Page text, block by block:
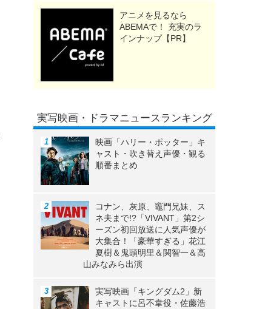
アニメを見るなら
ABEMAで！ 充実のラ
インナップ【PR】
実写映画・ドラマニュースランキング
映画「ハリー・ポッター」キ
ャスト・吹き替え声優・観る
順番まとめ
コナン、灰原、竈門兄妹、ス
ネ夫まで!?「VIVANT」第2シ
ーズン初回放送に人気声優が
大集合！「豪華すぎる」花江
夏樹＆鬼頭明里＆関智一＆高
山みなみら出演
実写映画「キングダム2」新
キャストに呂不韋役・佐藤浩